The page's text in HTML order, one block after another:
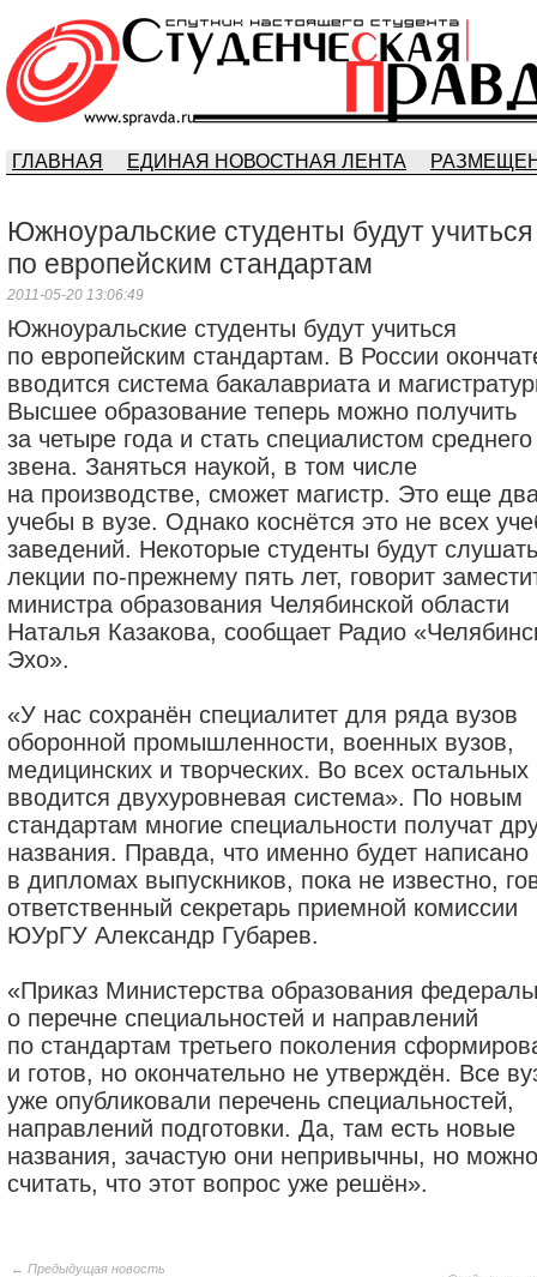
ГЛАВНАЯ ЕДИНАЯ НОВОСТНАЯ ЛЕНТА
Южноуральские студенты будут учиться
по европейским стандартам
2011-05-20 13:06:49
Южноуральские студенты будут учиться
по европейским стандартам. В России
вводится система бакалавриата и
Высшее образование теперь можно получить
за четыре года и стать специалистом среднего
звена. Заняться наукой, в том числе
на производстве, сможет магистр. Это еще
учебы в вузе. Однако коснётся это не всех
заведений. Некоторые студенты будут слушать
лекции по-прежнему пять лет, говорит
министра образования Челябинской области
Наталья Казакова, сообщает Радио
Эхо».
«У нас сохранён специалитет для ряда вузов
оборонной промышленности, военных вузов,
медицинских и творческих. Во всех остальных
вводится двухуровневая система». По новым
стандартам многие специальности получат
названия. Правда, что именно будет написано
в дипломах выпускников, пока не известно,
ответственный секретарь приемной комиссии
ЮУрГУ Александр Губарев.
«Приказ Министерства образования
о перечне специальностей и направлений
по стандартам третьего поколения
и готов, но окончательно не утверждён. Все
уже опубликовали перечень специальностей,
направлений подготовки. Да, там есть новые
названия, зачастую они непривычны, но можно
считать, что этот вопрос уже решён».
← Предыдущая новость